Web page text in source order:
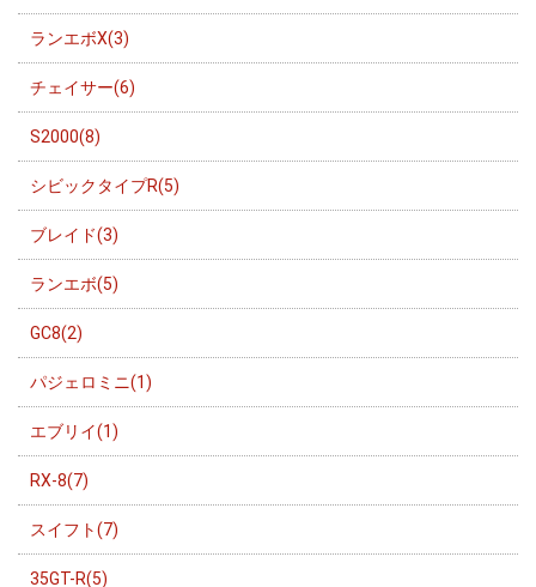
ランエボX(3)
チェイサー(6)
S2000(8)
シビックタイプR(5)
ブレイド(3)
ランエボ(5)
GC8(2)
パジェロミニ(1)
エブリイ(1)
RX-8(7)
スイフト(7)
35GT-R(5)